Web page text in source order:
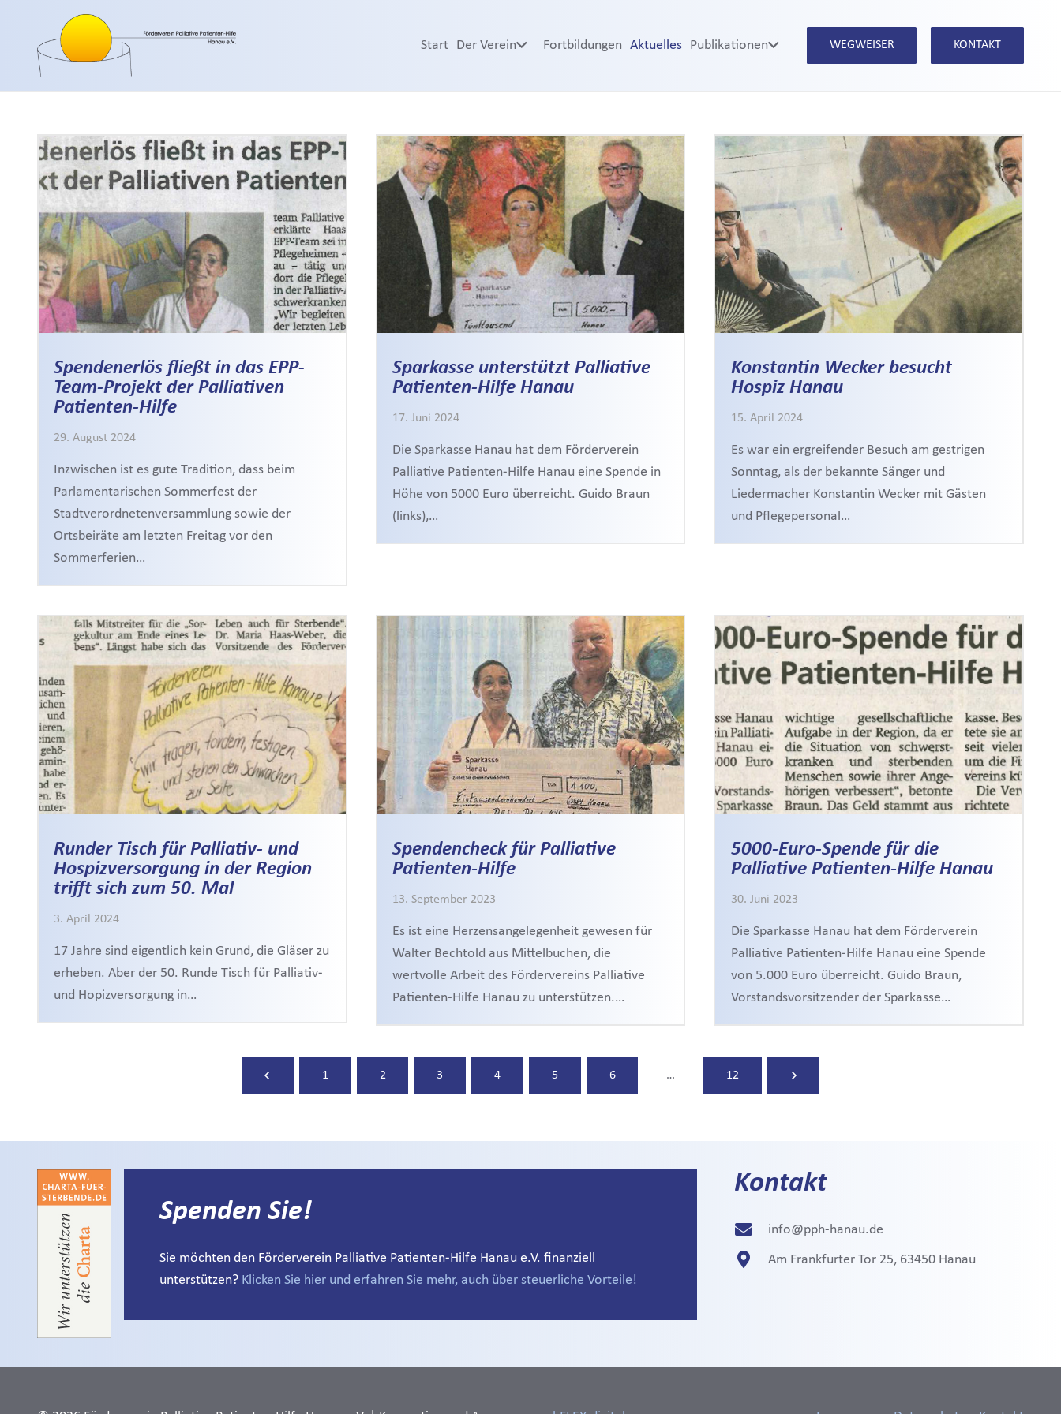
Start Der Verein Fortbildungen Aktuelles Publikationen WEGWEISER KONTAKT
Spendenerlös fließt in das EPP-
Team-Projekt der Palliativen
Patienten-Hilfe
29. August 2024
Inzwischen ist es gute Tradition, dass beim
Parlamentarischen Sommerfest der
Stadtverordnetenversammlung sowie der
Ortsbeiräte am letzten Freitag vor den
Sommerferien…
Sparkasse unterstützt Palliative
Patienten-Hilfe Hanau
17. Juni 2024
Die Sparkasse Hanau hat dem Förderverein
Palliative Patienten-Hilfe Hanau eine Spende in
Höhe von 5000 Euro überreicht. Guido Braun
(links),…
Konstantin Wecker besucht
Hospiz Hanau
15. April 2024
Es war ein ergreifender Besuch am gestrigen
Sonntag, als der bekannte Sänger und
Liedermacher Konstantin Wecker mit Gästen
und Pflegepersonal…
Runder Tisch für Palliativ- und
Hospizversorgung in der Region
trifft sich zum 50. Mal
3. April 2024
17 Jahre sind eigentlich kein Grund, die Gläser zu
erheben. Aber der 50. Runde Tisch für Palliativ-
und Hopizversorgung in…
Spendencheck für Palliative
Patienten-Hilfe
13. September 2023
Es ist eine Herzensangelegenheit gewesen für
Walter Bechtold aus Mittelbuchen, die
wertvolle Arbeit des Fördervereins Palliative
Patienten-Hilfe Hanau zu unterstützen.…
5000-Euro-Spende für die
Palliative Patienten-Hilfe Hanau
30. Juni 2023
Die Sparkasse Hanau hat dem Förderverein
Palliative Patienten-Hilfe Hanau eine Spende
von 5.000 Euro überreicht. Guido Braun,
Vorstandsvorsitzender der Sparkasse…
1 2 3 4 5 6 … 12
Spenden Sie!
Sie möchten den Förderverein Palliative Patienten-Hilfe Hanau e.V. finanziell
unterstützen? Klicken Sie hierund erfahren Sie mehr, auch über steuerliche Vorteile!
Kontakt
info@pph-hanau.de
Am Frankfurter Tor 25, 63450 Hanau